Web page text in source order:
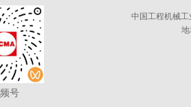
号
中国工程机械
地